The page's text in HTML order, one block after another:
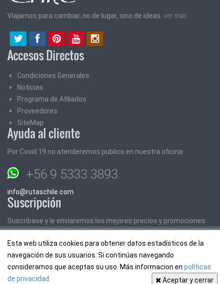
Esta web utiliza cookies para obtener datos estadísticos de la
navegación de sus usuarios. Si continúas navegando
consideramos que aceptas su uso. Más informacion en políticas
de privacidad
Aceptar y cerrar
Viajamos para cambiar, no de lugar, sino de ideas. ver más
Accesos Directos
Condiciones Generales
Noticias
Programa de Afiliados
Proveedores
SiteMap
Ayuda al cliente
Por Covid 19 no atenderemos publico en nuestra oficina
+56 9 5333 3893
info@rutaschile.com
Suscripción
Suscribase y le enviaremos los mejores precios y promociones
Email: